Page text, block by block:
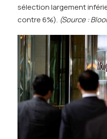
sélection largement
contre 6%). (Source :